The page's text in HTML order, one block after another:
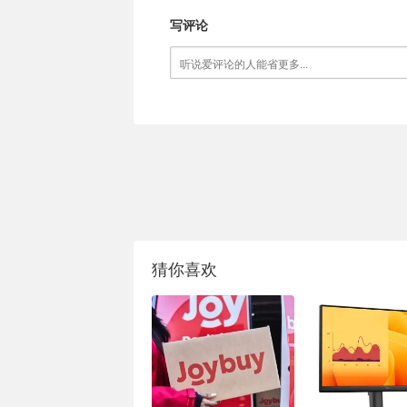
写评论
猜你喜欢